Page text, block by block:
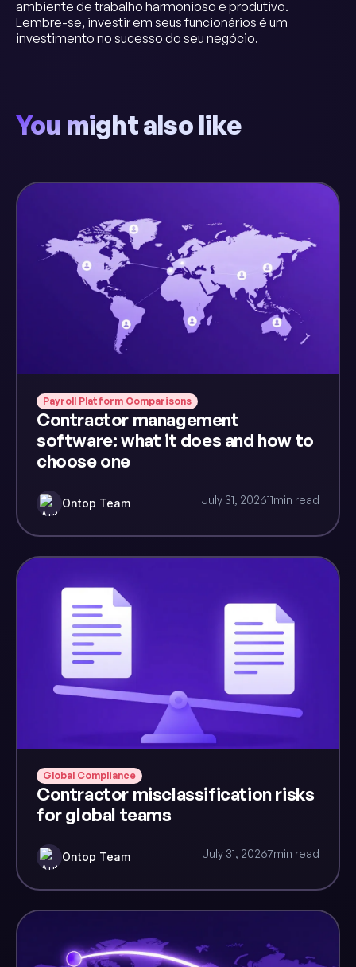
ambiente de trabalho harmonioso e produtivo.
Lembre-se, investir em seus funcionários é um
investimento no sucesso do seu negócio.
You might also like
Payroll Platform Comparisons
Contractor management
software: what it does and how to
choose one
Ontop Team July 31, 202611min read
Global Compliance
Contractor misclassification risks
for global teams
Ontop Team July 31, 20267min read